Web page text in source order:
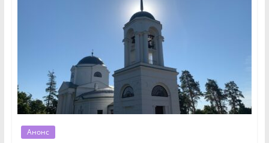
Анонс